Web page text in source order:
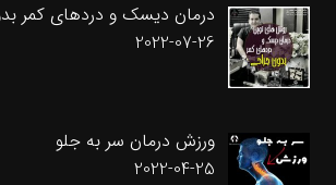
درمان دیسک و دردهای کمر
2022-07-26
ورزش درمان سر به جلو
2022-04-25